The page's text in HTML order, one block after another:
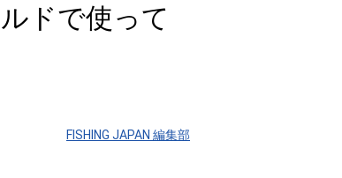
ドで使って
FISHING JAPAN 編集部